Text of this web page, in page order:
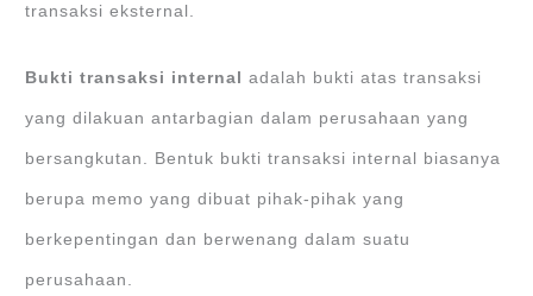
transaksi eksternal.
Bukti transaksi internaladalah bukti atas transaksi
yang dilakuan antarbagian dalam perusahaan yang
bersangkutan. Bentuk bukti transaksi internal biasanya
berupa memo yang dibuat pihak-pihak yang
berkepentingan dan berwenang dalam suatu
perusahaan.